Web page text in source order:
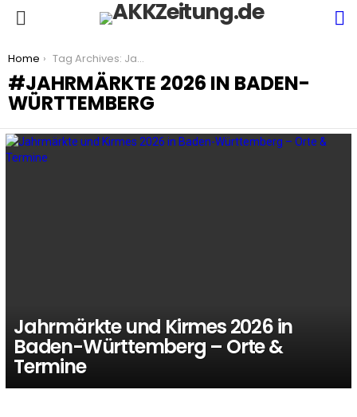
You are here:
Home Tag Archives: Jahrmärkte 2026 in Baden-Württemberg
JAHRMÄRKTE 2026 IN BADEN-
WÜRTTEMBERG
LATEST
Jahrmärkte und Kirmes 2026 in
Baden-Württemberg – Orte &
Termine